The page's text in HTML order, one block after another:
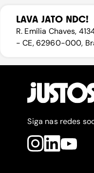
LAVA JATO NDC!
R. Emília Chaves,
- CE, 62960-000,
Siga nas redes